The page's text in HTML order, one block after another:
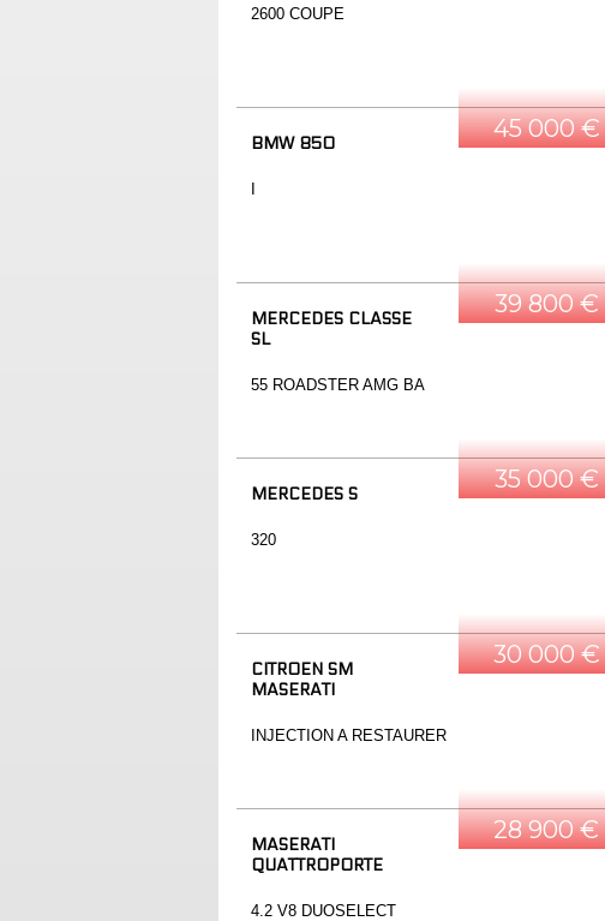
2600 COUPE
45 000 €
BMW 850
39 800 €
MERCEDES CLASSE
SL
55 ROADSTER AMG BA
35 000 €
MERCEDES S
320
30 000 €
CITROEN SM
MASERATI
INJECTION A RESTAURER
28 900 €
MASERATI
QUATTROPORTE
4.2 V8 DUOSELECT